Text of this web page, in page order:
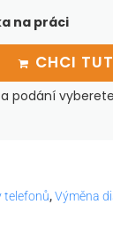
na práci
CHCI
podání
telefonů,Výměna